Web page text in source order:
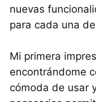
nuevas
para cada una
Mi primera
encontrándome
cómoda de usar